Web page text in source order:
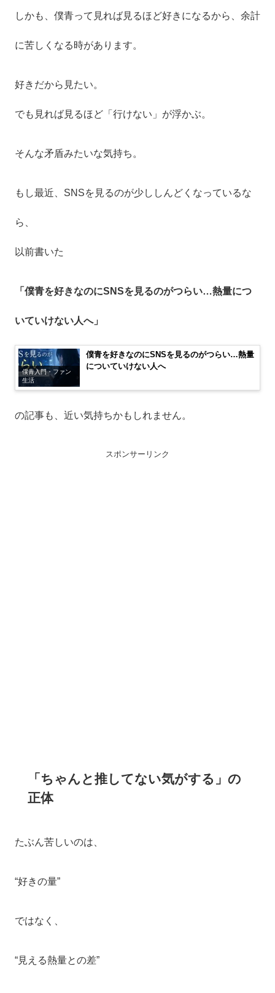
しかも、僕青って見れば見るほど好きになるから、余計
に苦しくなる時があります。
好きだから見たい。
でも見れば見るほど「行けない」が浮かぶ。
そんな矛盾みたいな気持ち。
もし最近、SNSを見るのが少ししんどくなっているな
ら、
以前書いた
「僕青を好きなのにSNSを見るのがつらい…熱量につ
いていけない人へ」
僕青入門・ファン
生活
僕青を好きなのにSNSを見るのがつらい…熱量
についていけない人へ
の記事も、近い気持ちかもしれません。
スポンサーリンク
「ちゃんと推してない気がする」の
正体
たぶん苦しいのは、
“好きの量”
ではなく、
“見える熱量との差”